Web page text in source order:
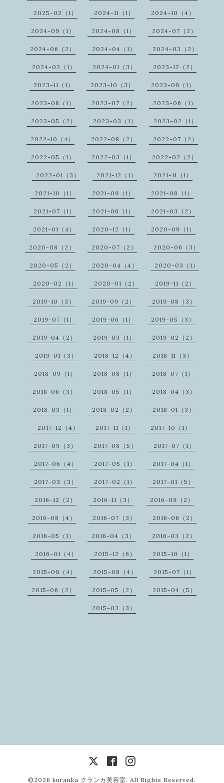
2025-02（1） 2024-11（1） 2024-10（4）
2024-09（1） 2024-08（1） 2024-07（2）
2024-06（2） 2024-04（1） 2024-03（2）
2024-02（1） 2024-01（3） 2023-12（2）
2023-11（1） 2023-10（3） 2023-09（1）
2023-08（1） 2023-07（2） 2023-06（1）
2023-05（2） 2023-03（1） 2023-02（1）
2022-10（4） 2022-08（2） 2022-07（2）
2022-05（1） 2022-03（1） 2022-02（2）
2022-01（3） 2021-12（1） 2021-11（1）
2021-10（1） 2021-09（1） 2021-08（1）
2021-07（1） 2021-06（1） 2021-03（2）
2021-01（4） 2020-12（1） 2020-09（1）
2020-08（2） 2020-07（2） 2020-06（3）
2020-05（2） 2020-04（4） 2020-03（1）
2020-02（1） 2020-01（2） 2019-11（2）
2019-10（3） 2019-09（2） 2019-08（3）
2019-07（1） 2019-06（1） 2019-05（3）
2019-04（2） 2019-03（1） 2019-02（2）
2019-01（3） 2018-12（4） 2018-11（3）
2018-09（1） 2018-08（1） 2018-07（1）
2018-06（3） 2018-05（1） 2018-04（3）
2018-03（1） 2018-02（2） 2018-01（3）
2017-12（4） 2017-11（1） 2017-10（1）
2017-09（3） 2017-08（5） 2017-07（1）
2017-06（4） 2017-05（1） 2017-04（1）
2017-03（3） 2017-02（1） 2017-01（5）
2016-12（2） 2016-11（3） 2016-09（2）
2016-08（4） 2016-07（3） 2016-06（2）
2016-05（1） 2016-04（3） 2016-03（2）
2016-01（4） 2015-12（6） 2015-10（1）
2015-09（4） 2015-08（4） 2015-07（1）
2015-06（2） 2015-05（2） 2015-04（5）
2015-03（3）
©2026 kuranka クランカ美容室. All Rights Reserved.